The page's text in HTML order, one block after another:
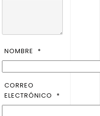
NOMBRE *
CORREO
ELECTRÓNICO
*